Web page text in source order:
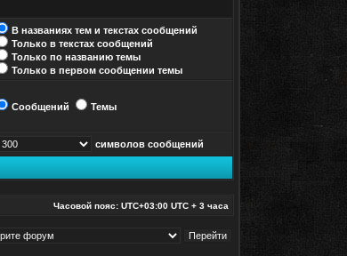
В названиях тем и текстах сообщений
Только в текстах сообщений
Только по названию темы
Только в первом сообщении темы
Сообщений Темы
символов сообщений
Часовой пояс: UTC+03:00 UTC + 3 часа